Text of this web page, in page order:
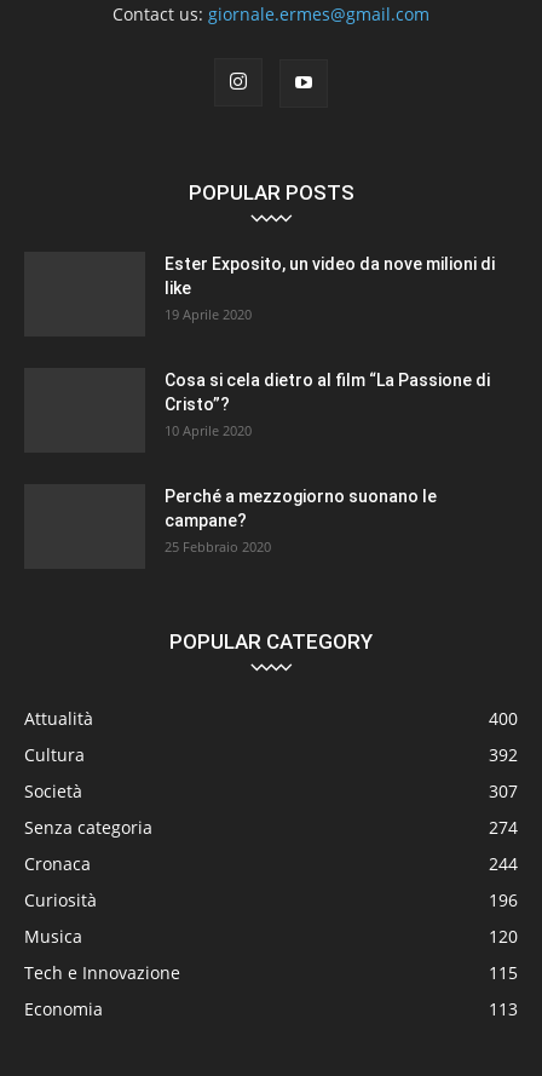
Contact us: giornale.ermes@gmail.com
POPULAR POSTS
Ester Exposito, un video da nove milioni di
like
19 Aprile 2020
Cosa si cela dietro al film “La Passione di
Cristo”?
10 Aprile 2020
Perché a mezzogiorno suonano le
campane?
25 Febbraio 2020
POPULAR CATEGORY
Attualità
400
Cultura
392
Società
307
Senza categoria
274
Cronaca
244
Curiosità
196
Musica
120
Tech e Innovazione
115
Economia
113